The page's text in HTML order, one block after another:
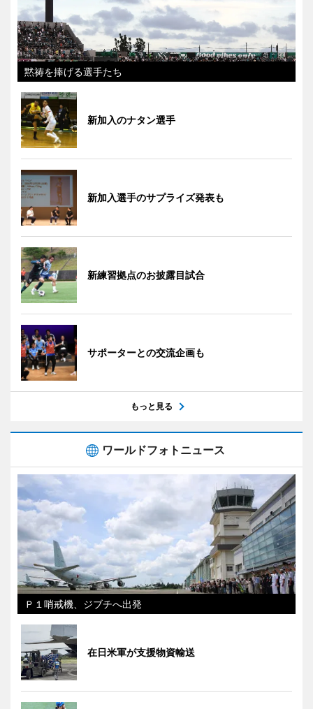
黙祷を捧げる選手たち
新加入のナタン選手
新加入選手のサプライズ発表も
新練習拠点のお披露目試合
サポーターとの交流企画も
もっと見る
ワールドフォトニュース
Ｐ１哨戒機、ジブチへ出発
在日米軍が支援物資輸送